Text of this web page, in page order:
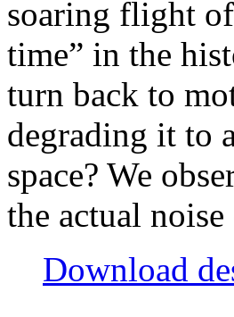
soaring flight
time” in the
turn back to
degrading it to
space? We
the actual noise
Download